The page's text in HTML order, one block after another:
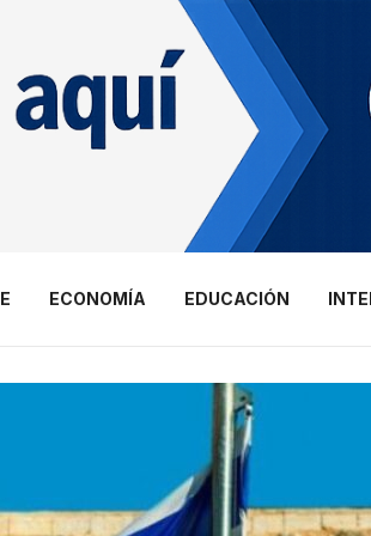
ECONOMÍA EDUCACIÓN